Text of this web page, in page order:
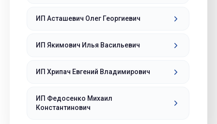
ИП Асташевич Олег Георгиевич
ИП Якимович Илья Васильевич
ИП Хрипач Евгений Владимирович
ИП Федосенко Михаил
Константинович